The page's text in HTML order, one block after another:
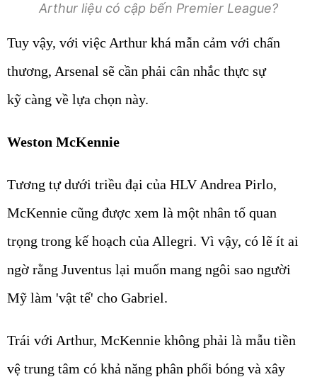
Arthur liệu có cập bến Premier League?
Tuy vậy, với việc Arthur khá mẫn cảm với chấn
thương, Arsenal sẽ cần phải cân nhắc thực sự
kỹ càng về lựa chọn này.
Weston McKennie
Tương tự dưới triều đại của HLV Andrea Pirlo,
McKennie cũng được xem là một nhân tố quan
trọng trong kế hoạch của Allegri. Vì vậy, có lẽ ít ai
ngờ rằng Juventus lại muốn mang ngôi sao người
Mỹ làm 'vật tế' cho Gabriel.
Trái với Arthur, McKennie không phải là mẫu tiền
vệ trung tâm có khả năng phân phối bóng và xây